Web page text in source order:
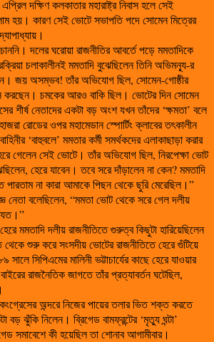
দক্ষিণ কলকাতার মহারাষ্ট্র নিবাস হলে সেই
হয়। কারণ সেই ভোটে সভাপতি পদে সোমেন মিত্রের
দলের ঘরোয়া রাজনীতির আবর্তে পড়ে মমতাদিকে
চলাকালীনই মমতাদি বুঝেছিলেন তিনি অভিমন্যূ-র
জয় অসম্ভব! তাঁর অভিযোগ ছিল, সোমেন-গোষ্ঠীর
করছেন। চমকের আরও বাকি ছিল। ভোটের দিন সোমেন
শীর্ষ নেতাদের একটা বড় অংশ যখন তাঁদের ‘ক্ষমতা’ বলে
রোডের ওপর মহামেডান স্পোর্টিং ক্লাবের তৎকালীন
‘বাহুবলে’ মমতার কর্মী সমর্থকদের এলাকাছাড়া করার
গেলেন সেই ভোটে। তাঁর অভিযোগ ছিল, নিরপেক্ষা ভোট
হেরে যাবেন। তবে সরে দাঁড়ালেন না কেন? মমতাদি
না কারা আমাকে পিছন থেকে ছুরি মেরেছিল।”
বলেছিলেন, “মমতা ভোট থেকে সরে গেল দলীয়
মমতাদি দলীয় রাজনীতিতে গুরুত্ব কিছুটা হারিয়েছিলেন
শুরু করে সংসদীয় ভোটের রাজনীতিতে হেরে গুঁটিয়ে
সিপিএমের মালিনী ভট্টাচার্যের কাছে হেরে যাওয়ার
রাজনৈতিক জাগতে তাঁর প্রত্যাবর্তন ঘটেছিল,
অন্দরে নিজের পায়ের তলার ভিত শক্ত করতে
ঝুঁকি নিলেন। ব্রিগেড বামফ্রন্টের ‘মৃত্যু ঘন্টা’
সমাবেশে কী হয়েছিল তা শোনাব আগামীবার।